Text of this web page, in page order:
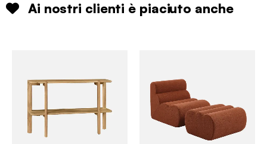
Ai nostri clienti è piaciuto anche